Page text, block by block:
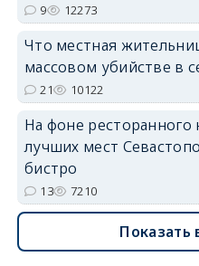
9 12273
Что местная
массовом убийстве в
21 10122
На фоне ресторанного
лучших мест
бистро
13 7210
Показать